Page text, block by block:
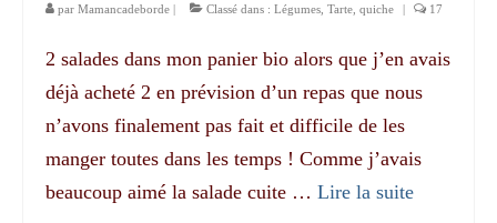
par Mamancadeborde | Classé dans : Légumes Tarte, quiche | 17
2 salades dans mon panier bio alors que j’en avais
déjà acheté 2 en prévision d’un repas que nous
n’avons finalement pas fait et difficile de les
manger toutes dans les temps ! Comme j’avais
beaucoup aimé la salade cuite … Lire la suite­­